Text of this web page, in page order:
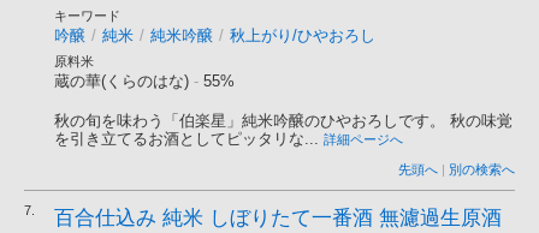
キーワード
吟醸 / 純米 / 純米吟醸 / 秋上がり/ひやおろし
原料米
蔵の華(くらのはな) - 55%
秋の旬を味わう「伯楽星」純米吟醸のひやおろしです。 秋の味覚
を引き立てるお酒としてピッタリな... 詳細ページへ
先頭へ | 別の検索へ
7.
百合仕込み 純米 しぼりたて一番酒 無濾過生原酒